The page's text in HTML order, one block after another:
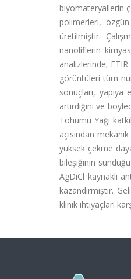
biyomateryallerin
polimerleri,
üretilmiştir.
nanoliflerin
analizlerinde;
görüntüleri tüm
sonuçları,
artırdığını ve
Tohumu Yağı
açısından
yüksek çekme
bileşiğinin
AgDiCl kaynaklı
kazandırmıştır.
klinik ihtiyaçları